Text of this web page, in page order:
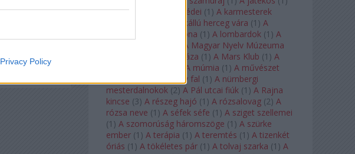
Privacy Policy
A karmeliták párbeszédei (1 ) A karmesterek
A kékszakállú herceg vára (1 ) A
A korona (1 ) A lombardok (1 ) A
A Magyar Nyelv Múzeuma
A Magyar Zene Háza (1 ) A Mars Klub (1 ) A
A múmia (1 ) A művészet
A nagy fal (1 ) A nürnbergi
mesterdalnokok (2) A Pál utcai fiúk (1 ) A Rajna
kincse (3) A részeg hajó (1 ) A rózsalovag (2) A
rózsa neve (1 ) A séfek séfe (1 ) A sziget szellemei
(1 ) A szomorúság háromszöge (1 ) A szürke
ember (1 ) A terápia (1 ) A teremtés (1 ) A tizenkét
óriás (1 ) A tökéletes pár (1 ) A tolvaj szarka (1 ) A